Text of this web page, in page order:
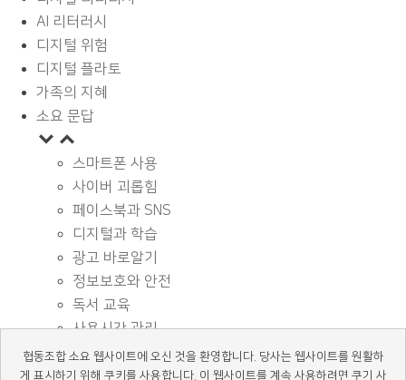
AI 리터러시
디지털 위험
디지털 플라토
가족의 지혜
소요 문답
스마트폰 사용
사이버 괴롭힘
페이스북과 SNS
디지털과 학습
광고 바로알기
정보보호와 안전
독서 교육
사용시간 관리
기타
디지털 상식
협동조합 소요 웹사이트에 오신 것을 환영합니다. 당사는 웹사이트를 원활하
게 표시하기 위해 쿠키를 사용합니다. 이 웹사이트를 계속 사용하려면 쿠기 사